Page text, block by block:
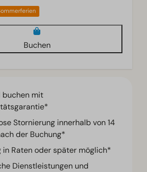
Buchen
buchen mit
Stornierung innerhalb von 14
der Buchung*
in Raten oder später möglich*
Dienstleistungen und